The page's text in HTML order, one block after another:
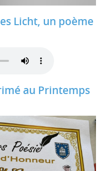
Licht, un poème
au Printemps